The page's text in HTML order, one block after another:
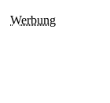
Werbung